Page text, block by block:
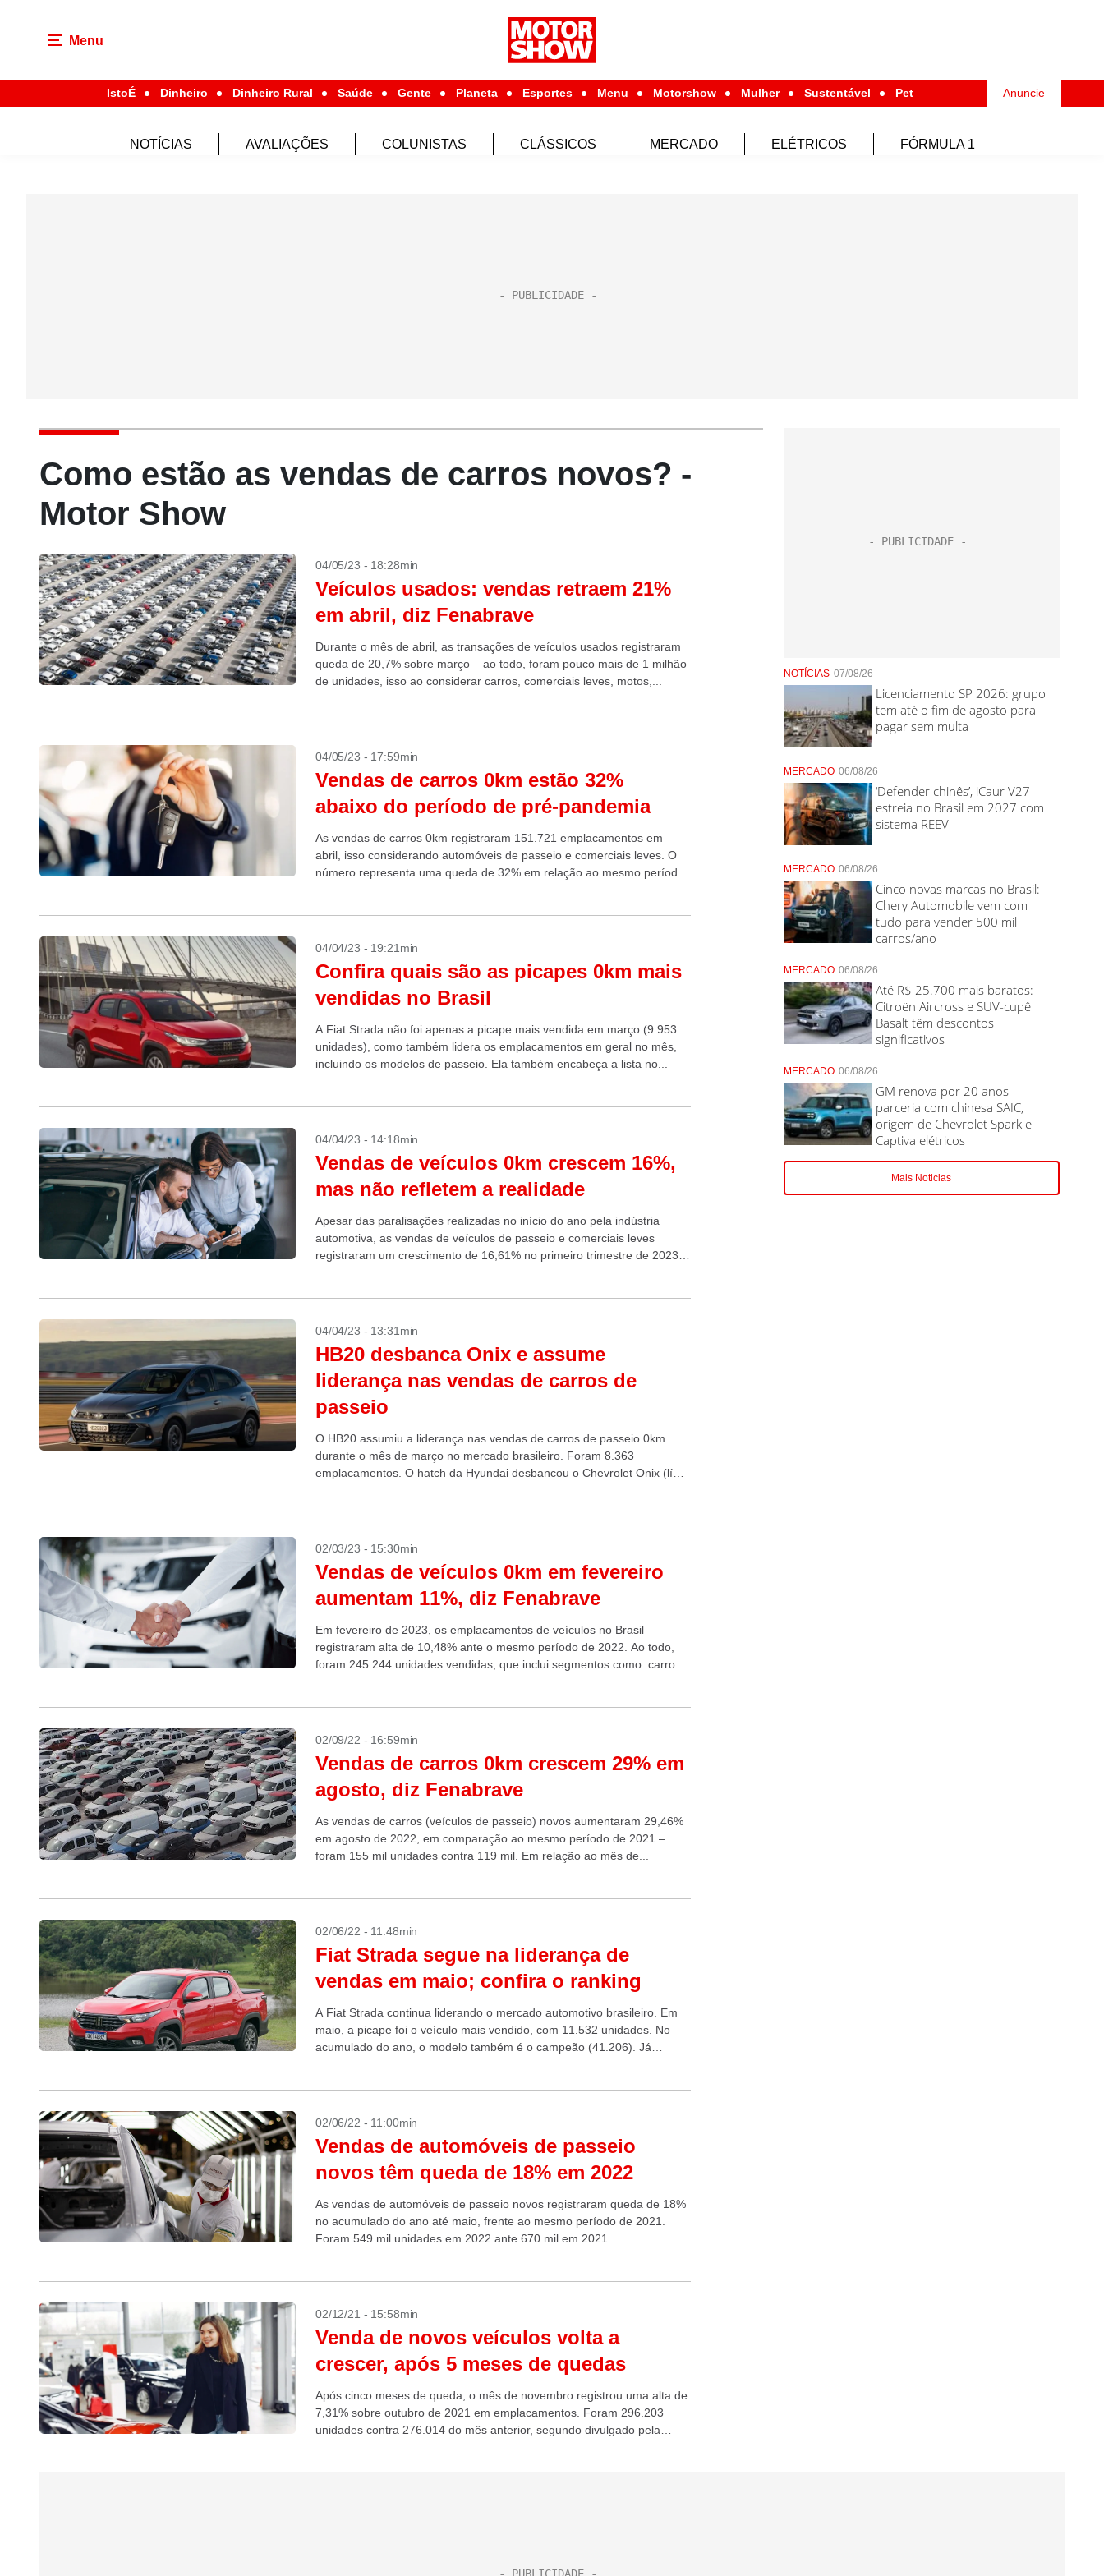
Menu
IstoÉ Dinheiro Dinheiro Rural Saúde Gente Planeta Esportes Menu Motorshow Mulher Sustentável Pet Anuncie
NOTÍCIAS AVALIAÇÕES COLUNISTAS CLÁSSICOS MERCADO ELÉTRICOS FÓRMULA 1
Como estão as vendas de carros novos? -
Motor Show
04/05/23 - 18:28min
Veículos usados: vendas retraem 21%
em abril, diz Fenabrave
Durante o mês de abril, as transações de veículos usados registraram
queda de 20,7% sobre março – ao todo, foram pouco mais de 1 milhão
de unidades, isso ao considerar carros, comerciais leves, motos,...
04/05/23 - 17:59min
Vendas de carros 0km estão 32%
abaixo do período de pré-pandemia
As vendas de carros 0km registraram 151.721 emplacamentos em
abril, isso considerando automóveis de passeio e comerciais leves. O
número representa uma queda de 32% em relação ao mesmo período
04/04/23 - 19:21min
Confira quais são as picapes 0km mais
vendidas no Brasil
A Fiat Strada não foi apenas a picape mais vendida em março (9.953
unidades), como também lidera os emplacamentos em geral no mês,
incluindo os modelos de passeio. Ela também encabeça a lista no...
04/04/23 - 14:18min
Vendas de veículos 0km crescem 16%,
mas não refletem a realidade
Apesar das paralisações realizadas no início do ano pela indústria
automotiva, as vendas de veículos de passeio e comerciais leves
registraram um crescimento de 16,61% no primeiro trimestre de 2023
04/04/23 - 13:31min
HB20 desbanca Onix e assume
liderança nas vendas de carros de
passeio
O HB20 assumiu a liderança nas vendas de carros de passeio 0km
durante o mês de março no mercado brasileiro. Foram 8.363
emplacamentos. O hatch da Hyundai desbancou o Chevrolet Onix (líder
02/03/23 - 15:30min
Vendas de veículos 0km em fevereiro
aumentam 11%, diz Fenabrave
Em fevereiro de 2023, os emplacamentos de veículos no Brasil
registraram alta de 10,48% ante o mesmo período de 2022. Ao todo,
foram 245.244 unidades vendidas, que inclui segmentos como: carros
02/09/22 - 16:59min
Vendas de carros 0km crescem 29% em
agosto, diz Fenabrave
As vendas de carros (veículos de passeio) novos aumentaram 29,46%
em agosto de 2022, em comparação ao mesmo período de 2021 –
foram 155 mil unidades contra 119 mil. Em relação ao mês de...
02/06/22 - 11:48min
Fiat Strada segue na liderança de
vendas em maio; confira o ranking
A Fiat Strada continua liderando o mercado automotivo brasileiro. Em
maio, a picape foi o veículo mais vendido, com 11.532 unidades. No
acumulado do ano, o modelo também é o campeão (41.206). Já
02/06/22 - 11:00min
Vendas de automóveis de passeio
novos têm queda de 18% em 2022
As vendas de automóveis de passeio novos registraram queda de 18%
no acumulado do ano até maio, frente ao mesmo período de 2021.
Foram 549 mil unidades em 2022 ante 670 mil em 2021....
02/12/21 - 15:58min
Venda de novos veículos volta a
crescer, após 5 meses de quedas
Após cinco meses de queda, o mês de novembro registrou uma alta de
7,31% sobre outubro de 2021 em emplacamentos. Foram 296.203
unidades contra 276.014 do mês anterior, segundo divulgado pela
NOTÍCIAS 07/08/26
Licenciamento SP 2026: grupo
tem até o fim de agosto para
pagar sem multa
MERCADO 06/08/26
‘Defender chinês’, iCaur V27
estreia no Brasil em 2027 com
sistema REEV
MERCADO 06/08/26
Cinco novas marcas no Brasil:
Chery Automobile vem com
tudo para vender 500 mil
carros/ano
MERCADO 06/08/26
Até R$ 25.700 mais baratos:
Citroën Aircross e SUV-cupê
Basalt têm descontos
significativos
MERCADO 06/08/26
GM renova por 20 anos
parceria com chinesa SAIC,
origem de Chevrolet Spark e
Captiva elétricos
Mais Noticias